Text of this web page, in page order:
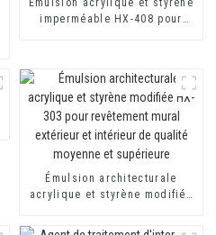
Émulsion acrylique et styrène
imperméable HX-408 pour
d'isolation thermique
Émulsion architecturale
acrylique et styrène modifiée
extérieur et intérieur de